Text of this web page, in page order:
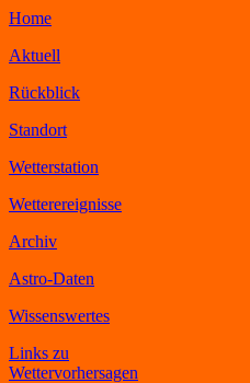
Home
Aktuell
Rückblick
Standort
Wetterstation
Wetterereignisse
Archiv
Astro-Daten
Wissenswertes
Links zu
Wettervorhersagen